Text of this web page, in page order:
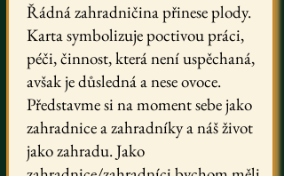
Řádná zahradničina přinese plody.
Karta symbolizuje poctivou práci,
péči, činnost, která není uspěchaná,
avšak je důsledná a nese ovoce.
Představme si na moment sebe jako
zahradnice a zahradníky a náš život
jako zahradu. Jako